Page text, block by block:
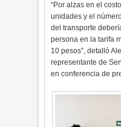
“Por alzas en el
unidades y el
del transporte
persona en la tarifa
10 pesos”, detalló
representante de
en conferencia de